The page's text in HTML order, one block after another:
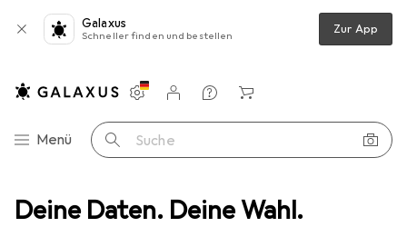
Deine Daten. Deine Wahl.
Galaxus
Schneller finden und bestellen Zur App
Navigation nach Kategorien
Menü Suche
Einstellungen
Kundenkonto
Vergleichslisten
Merklisten
Warenkorb
Gartenmöbel Gartenlounge vidaXL Hamiso